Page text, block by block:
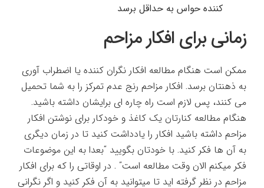
کننده حواس به حداقل برسد
زمانی برای افکار مزاحم
ممکن است هنگام مطالعه افکار نگران کننده یا اضطراب آوری
به ذهنتان برسد. افکار مزاحم رنج عدم تمرکز را به شما تحمیل
می کنند، پس لازم است راه چاره ای برایشان داشته باشید.
هنگام مطالعه کنارتان یک کاغذ و خودکار برای نوشتن افکار
مزاحم داشته باشید افکار را یادداشت کنید تا در زمان دیگری
به آن ها فکر کنید. با خودتان بگویید “بعدا به این موضوعات
فکر میکنم الان وقت مطالعه است” . در اوقاتی را که برای افکار
مزاحم در نظر گرفته اید تا میتوانید به آن فکر کنید و اگر نگرانی